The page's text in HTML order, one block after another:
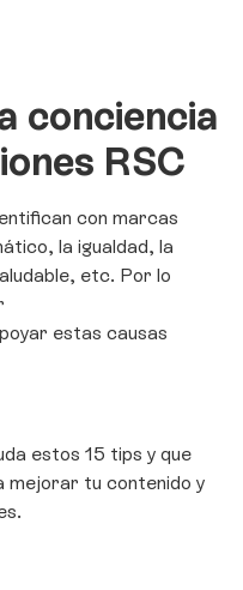
conciencia
RSC
con marcas
la igualdad, la
etc. Por lo
estas causas
estos 15 tips y que
mejorar tu contenido y